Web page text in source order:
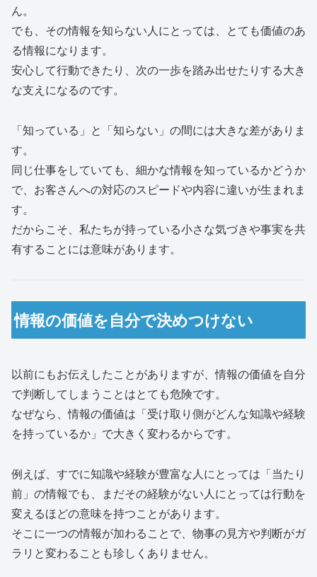
ん。
でも、その情報を知らない人にとっては、とても価値のあ
る情報になります。
安心して行動できたり、次の一歩を踏み出せたりする大き
な支えになるのです。
「知っている」と「知らない」の間には大きな差がありま
す。
同じ仕事をしていても、細かな情報を知っているかどうか
で、お客さんへの対応のスピードや内容に違いが生まれま
す。
だからこそ、私たちが持っている小さな気づきや事実を共
有することには意味があります。
情報の価値を自分で決めつけない
以前にもお伝えしたことがありますが、情報の価値を自分
で判断してしまうことはとても危険です。
なぜなら、情報の価値は「受け取り側がどんな知識や経験
を持っているか」で大きく変わるからです。
例えば、すでに知識や経験が豊富な人にとっては「当たり
前」の情報でも、まだその経験がない人にとっては行動を
変えるほどの意味を持つことがあります。
そこに一つの情報が加わることで、物事の見方や判断がガ
ラリと変わることも珍しくありません。